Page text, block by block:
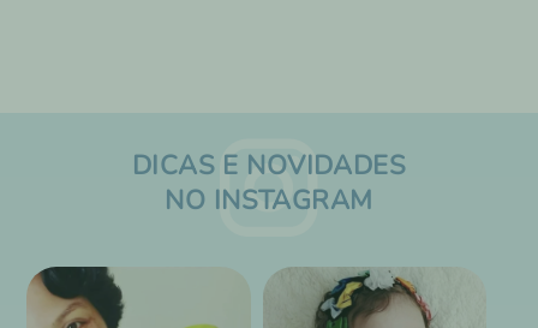
DICAS E NOVIDADES
NO INSTAGRAM